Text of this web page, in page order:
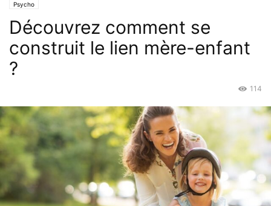
Psycho
Découvrez comment se
construit le lien mère-enfant
?
114